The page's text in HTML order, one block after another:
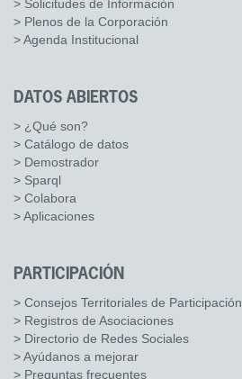
> Solicitudes de Información
> Plenos de la Corporación
> Agenda Institucional
DATOS ABIERTOS
> ¿Qué son?
> Catálogo de datos
> Demostrador
> Sparql
> Colabora
> Aplicaciones
PARTICIPACIÓN
> Consejos Territoriales de Participación
> Registros de Asociaciones
> Directorio de Redes Sociales
> Ayúdanos a mejorar
> Preguntas frecuentes